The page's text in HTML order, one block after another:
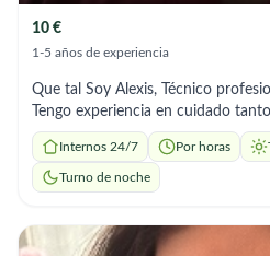
10 €
1-5 años de experiencia
Que tal Soy Alexis, Técnico
Tengo experiencia en cuidado
como en el maneja de situaciones
También tengo formación en
debido a mí experiencia y
quienes reciben mis servicios. Por
Internos 24/7 Por horas
Turno de noche